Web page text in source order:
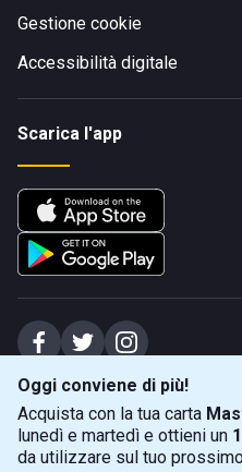
Oggi conviene di più!
Acquista con la tua carta
lunedì e martedì e ottieni un
da utilizzare sul tuo
Gestione cookie
Accessibilità digitale
Scarica l'app
Spiagge Srl - Sede legale: Via
capitale sociale Euro 31245,57 -
Sede operativa: Via Flaminia 180,
info@spiagge.it - p.i./c.f. 04536640404